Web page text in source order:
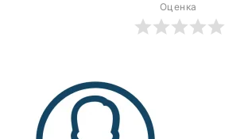
Оценка